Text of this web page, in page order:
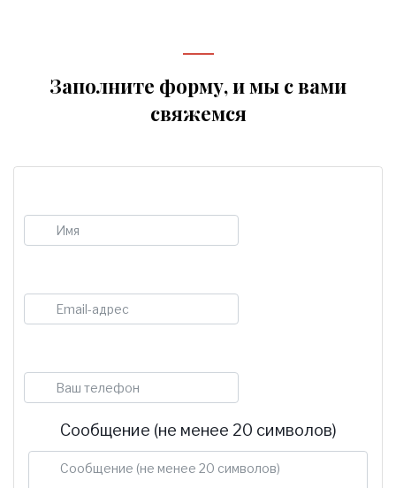
Заполните форму, и мы с вами
свяжемся
Сообщение (не менее 20 символов)